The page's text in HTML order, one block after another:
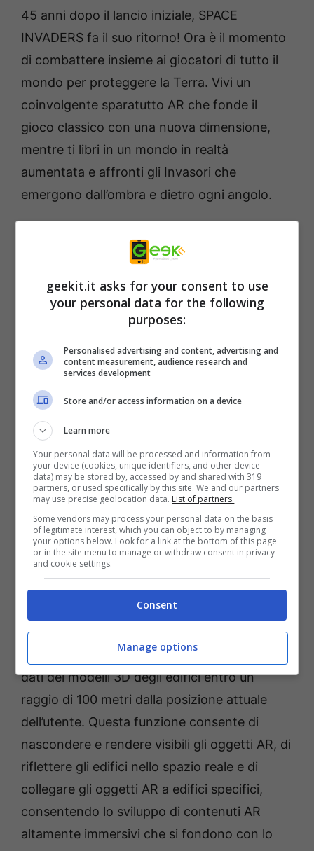
45 anni dopo il lancio iniziale, SPACE
INVADERS fa il suo ritorno! Ora è il momento
di combattere insieme ai giocatori di tutto il
mondo per proteggere la Terra. Vivi un
coinvolgente sparatutto AR che fonde il
gioco classico con una nuova dimensione,
mentre ti libri in un mondo in realtà
aumentata e affronti gli Invasori che
emergono dall’ombra e dietro ogni angolo.
loro quartieri e sconfiggendo gli Invasori che
incontreranno. I giocatori possono sbloccare
potenziamenti speciali, partecipare a
classifiche specifiche per ogni zona e
condividere immagini di gioco e selfie AR sui
loro canali social.
SPACE INVADERS
supportato dall’API ARCore Geospatial di
Google che disegna istantaneamente un
modello accattivante sullo schermo che
fonde AR e 3D dall’ambiente circostante,
compresi edifici, ponti e altri elementi
architettonici che circondano il giocatore.
Inoltre, si adatta alla posizione reale dei livelli,
all’ora e al tempo atmosferico locale per un
gameplay coinvolgente.
*Streetscape Geometry: È possibile acquisire i
dati dei modelli 3D degli edifici entro un
raggio di 100 metri dalla posizione attuale
dell’utente. Questa funzione consente di
nascondere e rendere visibili gli oggetti AR, di
riflettere gli edifici nello spazio reale e di
collegare gli oggetti AR a edifici specifici,
consentendo lo sviluppo di contenuti AR
altamente immersivi che si fondono con lo
geekit.it asks for your consent to use
your personal data for the following
purposes:
Personalised advertising and content, advertising and
content measurement, audience research and
services development
Store and/or access information on a device
Learn more
Your personal data will be processed and information from
your device (cookies, unique identifiers, and other device
data) may be stored by, accessed by and shared with 319
partners, or used specifically by this site. We and our partners
may use precise geolocation data. List of partners.
Some vendors may process your personal data on the basis
of legitimate interest, which you can object to by managing
your options below. Look for a link at the bottom of this page
or in the site menu to manage or withdraw consent in privacy
and cookie settings.
Consent
Manage options